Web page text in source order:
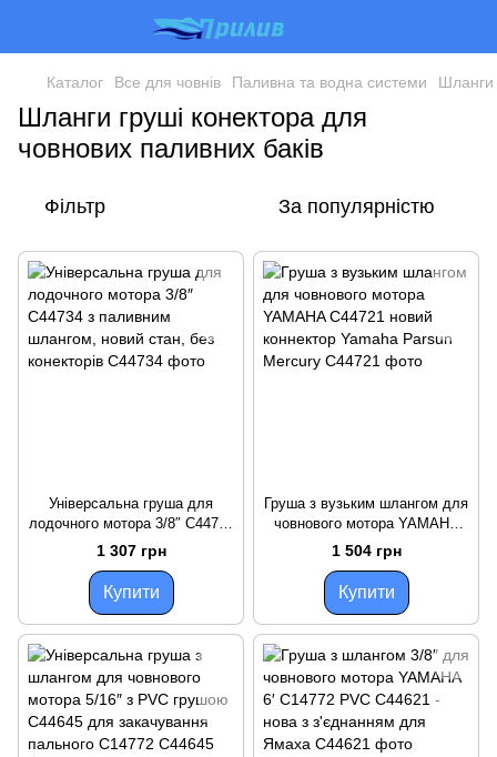
Каталог Все для човнів Паливна та водна системи Шланги
Шланги груші конектора для
човнових паливних баків
Фільтр За популярністю
Універсальна груша для
лодочного мотора 3/8″ C44734
з паливним шлангом, новий
стан, без конекторів
1 307 грн
Купити
Груша з вузьким шлангом для
човнового мотора YAMAHA
C44721 новий коннектор
Yamaha Parsun Mercury
1 504 грн
Купити